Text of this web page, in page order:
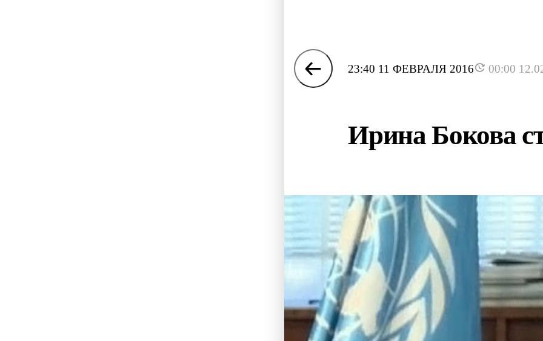
23:40 11 ФЕВРАЛЯ 2016 00:00
Ирина Бокова